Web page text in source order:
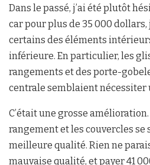
Dans le passé, j’ai été plutôt
car pour plus de 35 000 dollars,
certains des éléments
inférieure. En particulier, les
rangements et des porte-
centrale semblaient
C’était une grosse
rangement et les couvercles se
meilleure qualité. Rien ne
mauvaise qualité, et payer 41